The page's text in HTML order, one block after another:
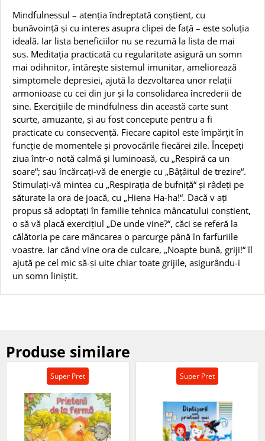
Mindfulnessul – atenția îndreptată conștient, cu
bunăvoință și cu interes asupra clipei de față – este soluția
ideală. Iar lista beneficiilor nu se rezumă la lista de mai
sus. Meditația practicată cu regularitate asigură un somn
mai odihnitor, întărește sistemul imunitar, ameliorează
simptomele depresiei, ajută la dezvoltarea unor relații
armonioase cu cei din jur și la consolidarea încrederii de
sine. Exercițiile de mindfulness din această carte sunt
scurte, amuzante, și au fost concepute pentru a fi
practicate cu consecvență. Fiecare capitol este împărțit în
funcție de momentele și provocările fiecărei zile. Începeți
ziua într-o notă calmă și luminoasă, cu „Respiră ca un
soare“; sau încărcați-vă de energie cu „Bâțâitul de trezire“.
Stimulați-vă mintea cu „Respirația de bufniță“ și râdeți pe
săturate la ora de joacă, cu „Hiena Ha-ha!“. Dacă v ați
propus să adoptați în familie tehnica mâncatului conștient,
o să vă placă exercițiul „De unde vine?“, căci se referă la
călătoria pe care mâncarea o parcurge până în farfuriile
voastre. Iar când vine ora de culcare, „Noapte bună, griji!“ îl
ajută pe cel mic să-și uite chiar toate grijile, asigurându-i
un somn liniștit.
Produse similare
Super Pret Super Pret